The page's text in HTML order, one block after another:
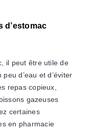
d’estomac
il peut être utile de
d’eau et d’éviter
repas copieux,
gazeuses
certaines
en pharmacie